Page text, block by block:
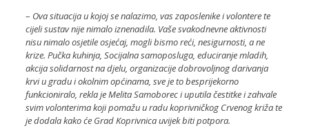
– Ova situacija u kojoj se nalazimo, vas zaposlenike i volontere te
cijeli sustav nije nimalo iznenadila. Vaše svakodnevne aktivnosti
nisu nimalo osjetile osjećaj, mogli bismo reći, nesigurnosti, a ne
krize. Pučka kuhinja, Socijalna samoposluga, educiranje mladih,
akcija solidarnost na djelu, organizacije dobrovoljnog darivanja
krvi u gradu i okolnim općinama, sve je to besprijekorno
funkcioniralo, rekla je Melita Samoborec i uputila čestitke i zahvale
svim volonterima koji pomažu u radu koprivničkog Crvenog križa te
je dodala kako će Grad Koprivnica uvijek biti potpora.